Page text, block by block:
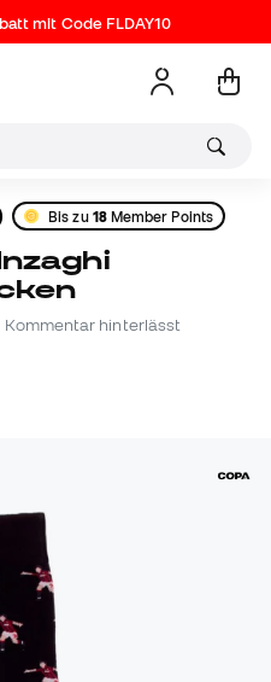
mit Code FLDAY10
Bis zu 18Member Points
Kommentar hinterlässt